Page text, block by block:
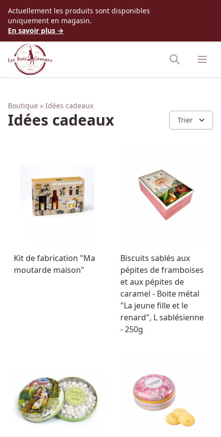
Accès au contenu
Actuellement les produits sont disponibles
uniquement en magasin.
En savoir plus →
Boutique Idées cadeaux
Idées cadeaux Trier
Kit de fabrication "Ma
moutarde maison"
Biscuits sablés aux
pépites de framboises
et aux pépites de
caramel - Boite métal
"La jeune fille et le
renard", L sablésienne
- 250g